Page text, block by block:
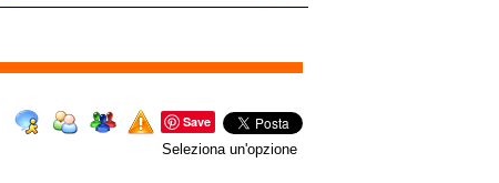
Save
Seleziona un'opzione